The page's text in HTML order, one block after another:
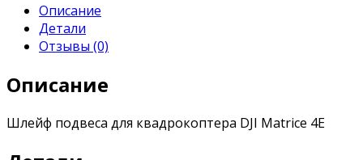
Описание
Детали
Отзывы (0)
Описание
Шлейф подвеса для квадрокоптера DJI Matrice 4E